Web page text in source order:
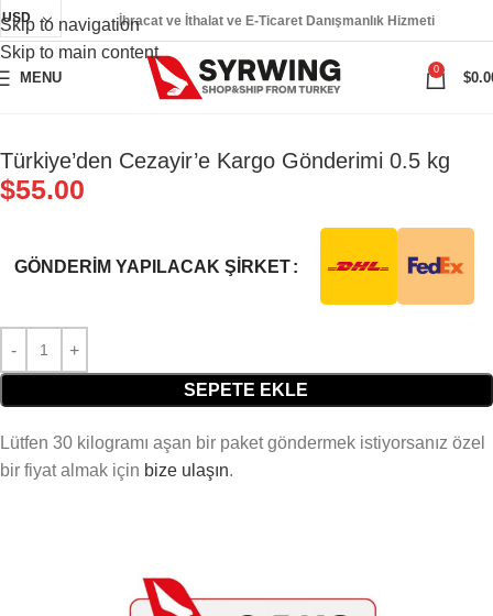
Skip to navigation
Skip to main content
USD İhracat ve İthalat ve E-Ticaret Danışmanlık Hizmeti
MENU
0
$
Türkiye’den Cezayir’e Kargo Gönderimi 0.5 kg
$55.00
GÖNDERIM YAPILACAK ŞIRKET
SEPETE EKLE
Lütfen 30 kilogramı aşan bir paket göndermek istiyorsanız özel
bir fiyat almak için bize ulaşın.